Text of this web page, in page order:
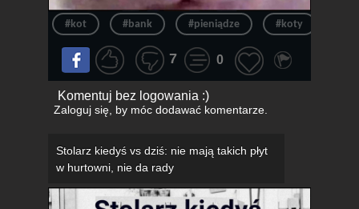
#kot #bank #pieniądze #koty
7 0
Komentuj bez logowania :)
Zaloguj się, by móc dodawać komentarze.
Stolarz kiedyś vs dziś: nie mają takich płyt
w hurtowni, nie da rady